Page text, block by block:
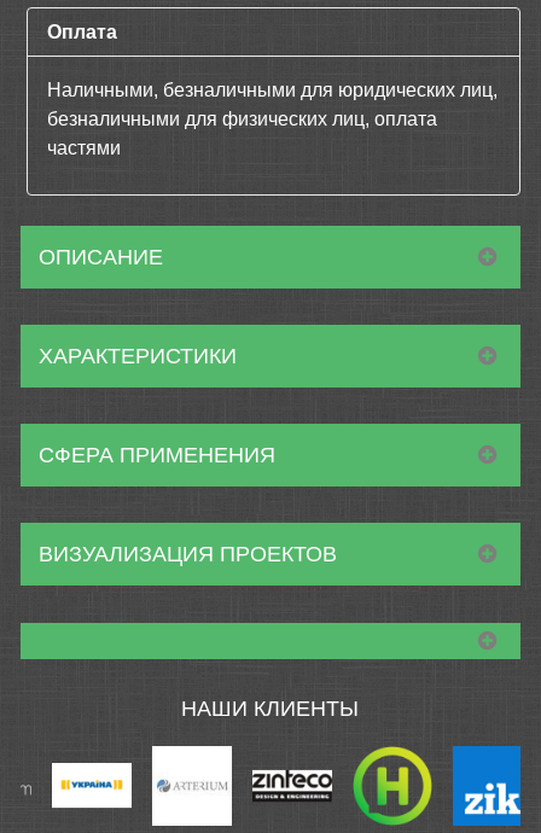
Оплата
Наличными, безналичными для юридических лиц,
безналичными для физических лиц, оплата
частями
ОПИСАНИЕ
ХАРАКТЕРИСТИКИ
СФЕРА ПРИМЕНЕНИЯ
ВИЗУАЛИЗАЦИЯ ПРОЕКТОВ
НАШИ КЛИЕНТЫ